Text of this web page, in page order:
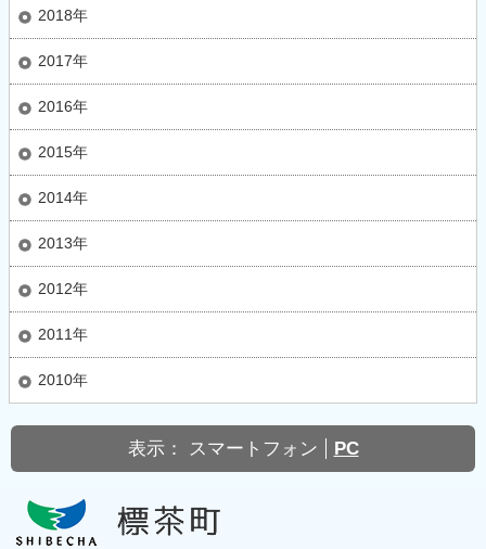
2018年
2017年
2016年
2015年
2014年
2013年
2012年
2011年
2010年
表示： スマートフォン PC